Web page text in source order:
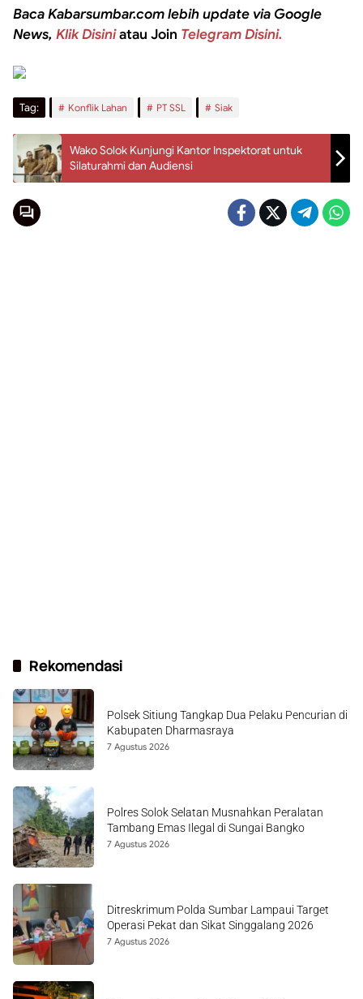
Baca Kabarsumbar.com lebih update via Google
News, Klik Disiniatau Join Telegram Disini.
Tag: Konflik Lahan PT SSL Siak
Wako Solok Kunjungi Kantor Inspektorat untuk
Silaturahmi dan Audiensi
Rekomendasi
Polsek Sitiung Tangkap Dua Pelaku Pencurian di
Kabupaten Dharmasraya
7 Agustus 2026
Polres Solok Selatan Musnahkan Peralatan
Tambang Emas Ilegal di Sungai Bangko
7 Agustus 2026
Ditreskrimum Polda Sumbar Lampaui Target
Operasi Pekat dan Sikat Singgalang 2026
7 Agustus 2026